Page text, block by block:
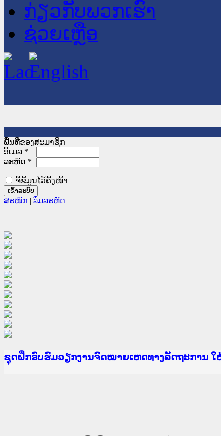
ກ່ຽວກັບພວກເຮົາ
ຊ່ວຍເຫຼືອ
ພື້ນທີ່ຂອງສະມາຊິກ
ອີເມລ *
ລະຫັດ *
ຈື່ຂໍ້ມູນໄວ້ຄັ້ງໜ້າ
ສະໝັກ | ລືມລະຫັດ
Ministry of Justice Lao PDR
ເຜີຍແຜ່ວັບໄຊຈົດໝາຍເຫດທາງລັດຖະການ ແລະ ແອັ
ກະຊວງຍຸຕິທຳ
ຊຸດຝຶກອົບຮົມວຽກງານຈົດໝາຍເຫດທາງລັດຖະການ
ກອງປະຊຸມທົບທວນຄືນການຈັດຕັ້ງປະຕິບັດວຽກງານຈົ
ຝຶກອົບຮົມ ຜູ່ປະສານງານວຽກງານຈົດໝາຍເຫດທາງລັ
ຝຶກອົບຮົມ ຜູ່ປະສານງານວຽກງານຈົດໝາຍເຫດທາງລັ
ເຜີຍແຜ່ແອັບກົດໝາຍລາວ ແລະ ເວັບໄຊຈົດໝາຍເຫດ
ເຜີຍແຜ່ແອັບກົດໝາຍລາວ ແລະ ເວັບໄຊຈົດໝາຍເຫດ
ຍົກລະດັບວຽກງານຈົດໝາຍເຫດທາງລັດຖະການໃຫ້ຜູ້
ຊຸດຝຶກອົບຮົມວຽກງານຈົດໝາຍເຫດທາງລັດຖະການ ໃ